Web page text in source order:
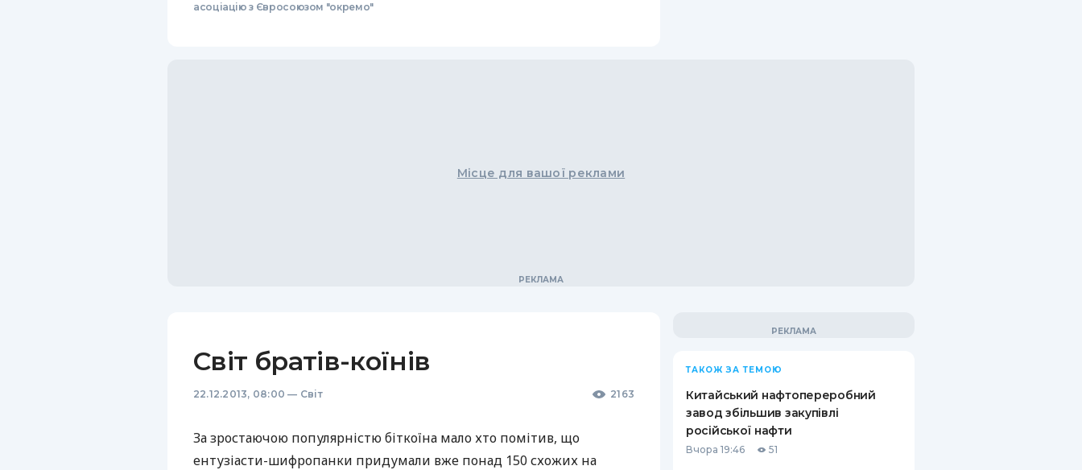
асоціацію з Євросоюзом "окремо"
Місце для вашої реклами
Світ братів-коїнів
22.12.2013, 08:00 — Світ 2163
За зростаючою популярністю біткоїна мало хто помітив, що
ентузіасти-шифропанки придумали вже понад 150 схожих на
ТАКОЖ ЗА ТЕМОЮ
Китайський нафтопереробний
завод збільшив закупівлі
російської нафти
Вчора 19:46 51